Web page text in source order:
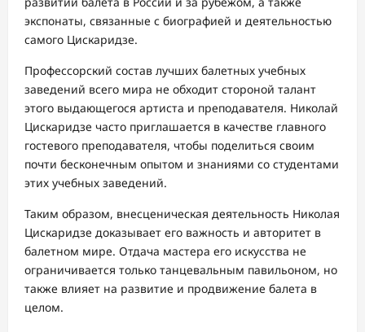
экспонаты, связанные с биографией и деятельностью
самого Цискаридзе.
Профессорский состав лучших балетных учебных
заведений всего мира не обходит стороной талант
этого выдающегося артиста и преподавателя. Николай
Цискаридзе часто приглашается в качестве главного
гостевого преподавателя, чтобы поделиться своим
почти бесконечным опытом и знаниями со студентами
этих учебных заведений.
Таким образом, внесценическая деятельность Николая
Цискаридзе доказывает его важность и авторитет в
балетном мире. Отдача мастера его искусства не
ограничивается только танцевальным павильоном, но
также влияет на развитие и продвижение балета в
целом.